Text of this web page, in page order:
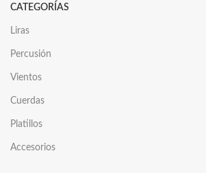
CATEGORÍAS
Liras
Percusión
Vientos
Cuerdas
Platillos
Accesorios